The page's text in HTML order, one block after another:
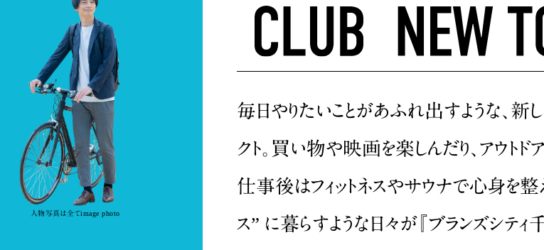
毎日やりたいことがあふれ出すような、新
クト。買い物や映画を楽しんだり、アウト
仕事後はフィットネスやサウナで心身を整
ス” に暮らすような日々が『ブランズシティ
人物写真は全てimage photo